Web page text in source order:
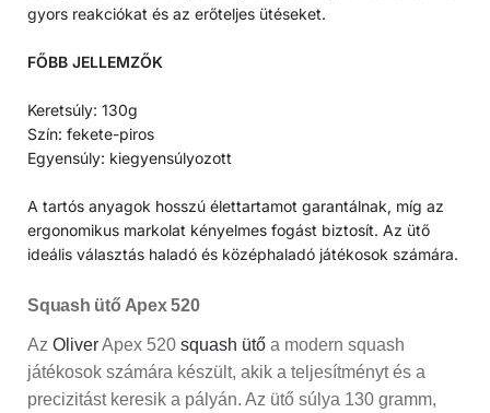
gyors reakciókat és az erőteljes ütéseket.
FŐBB JELLEMZŐK
Keretsúly: 130g
Szín: fekete-piros
Egyensúly: kiegyensúlyozott
A tartós anyagok hosszú élettartamot garantálnak, míg az
ergonomikus markolat kényelmes fogást biztosít. Az ütő
ideális választás haladó és középhaladó játékosok számára.
Squash ütő Apex 520
Az OliverApex 520 squash ütő a modern squash
játékosok számára készült, akik a teljesítményt és a
precizitást keresik a pályán. Az ütő súlya 130 gramm,